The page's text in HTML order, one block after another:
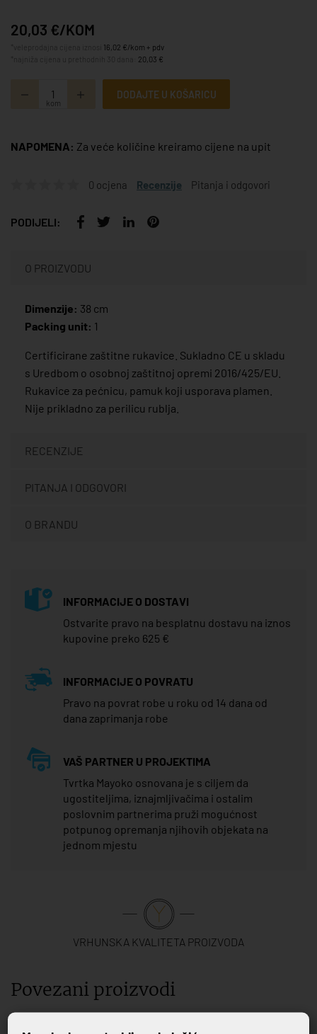
20,03 €/KOM
16,02 €/kom + pdv
20,03 €
kom
DODAJTE U KOŠARICU
NAPOMENA: Za veće količine kreiramo cijene na upit
0 ocjena Recenzije Pitanja i odgovori
PODIJELI:
O PROIZVODU
Dimenzije: 38 cm
Packing unit: 1
Certificirane zaštitne rukavice. Sukladno CE u skladu
s Uredbom o osobnoj zaštitnoj opremi 2016/425/EU.
Rukavice za pećnicu, pamuk koji usporava plamen.
Nije prikladno za perilicu rublja.
RECENZIJE
PITANJA I ODGOVORI
O BRANDU
INFORMACIJE O DOSTAVI
Ostvarite pravo na besplatnu dostavu na iznos
kupovine preko 625 €
INFORMACIJE O POVRATU
Pravo na povrat robe u roku od 14 dana od
dana zaprimanja robe
VAŠ PARTNER U PROJEKTIMA
Tvrtka Mayoko osnovana je s ciljem da
ugostiteljima, iznajmljivačima i ostalim
poslovnim partnerima pruži mogućnost
potpunog opremanja njihovih objekata na
jednom mjestu
VRHUNSKA KVALITETA PROIZVODA
Povezani proizvodi